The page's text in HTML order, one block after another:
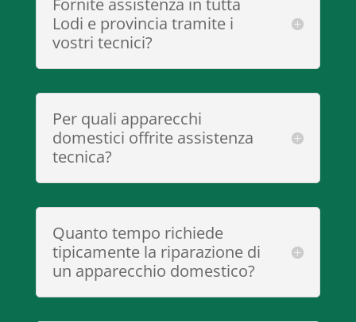
Fornite assistenza in tutta
Lodi e provincia tramite i
vostri tecnici?
Per quali apparecchi
domestici offrite assistenza
tecnica?
Quanto tempo richiede
tipicamente la riparazione di
un apparecchio domestico?